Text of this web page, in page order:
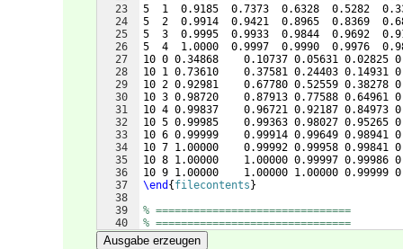
23
24
25
26
27
28
29
30
31
32
33
34
35
36
37
38
39
40
41
5  1  0.9185  0.7373  0.6328  0.5282
5  2  0.9914  0.9421  0.8965  0.8369
5  3  0.9995  0.9933  0.9844  0.9692
5  4  1.0000  0.9997  0.9990  0.9976
10 0 0.34868    0.10737 0.05631 0.02825
10 1 0.73610    0.37581 0.24403 0.14931
10 2 0.92981    0.67780 0.52559 0.38278
10 3 0.98720    0.87913 0.77588 0.64961
10 4 0.99837    0.96721 0.92187 0.84973
10 5 0.99985    0.99363 0.98027 0.95265
10 6 0.99999    0.99914 0.99649 0.98941
10 7 1.00000    0.99992 0.99958 0.99841
10 8 1.00000    1.00000 0.99997 0.99986
10 9 1.00000    1.00000 1.00000 0.99999
\end { filecontents }
% ===============================
% ===============================
% Tabelle Summierte Binomial-Verteilung
Ausgabe erzeugen